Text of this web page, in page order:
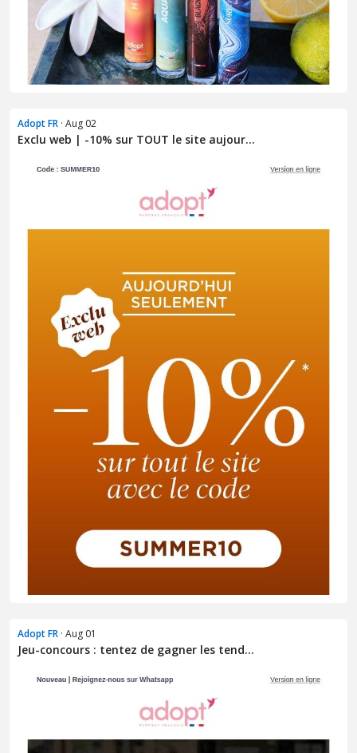
Adopt FR · Aug 02
Exclu web | -10% sur TOUT le site aujour...
Adopt FR · Aug 01
Jeu-concours : tentez de gagner les tend...